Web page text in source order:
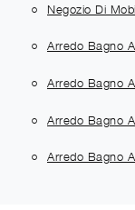
Negozio Di
Arredo Bagno
Arredo Bagno
Arredo Bagno
Arredo Bagno